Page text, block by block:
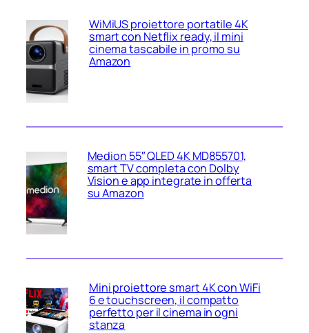
WiMiUS proiettore portatile 4K
smart con Netflix ready, il mini
cinema tascabile in promo su
Amazon
Medion 55″ QLED 4K MD855701,
smart TV completa con Dolby
Vision e app integrate in offerta
su Amazon
Mini proiettore smart 4K con WiFi
6 e touchscreen, il compatto
perfetto per il cinema in ogni
stanza